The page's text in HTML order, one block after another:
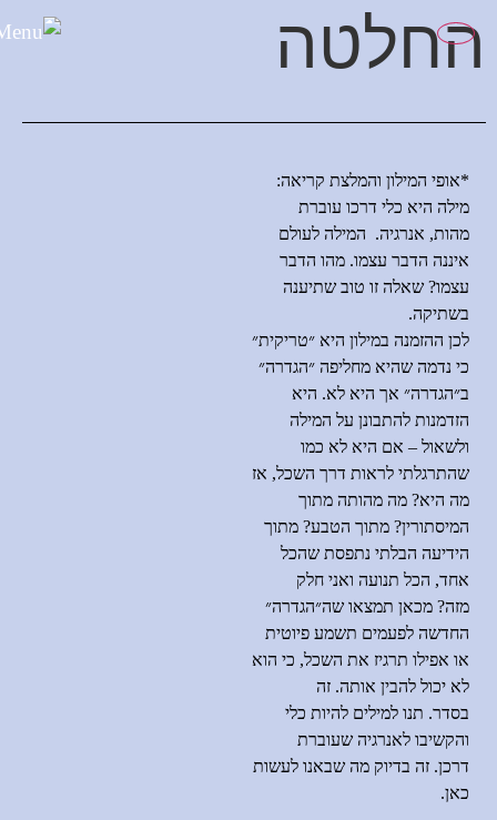
החלטה
*אופי המילון והמלצת קריאה:
מילה היא כלי דרכו עוברת
מהות, אנרגיה. המילה לעולם
איננה הדבר עצמו. מהו הדבר
עצמו? שאלה זו טוב שתיענה
בשתיקה.
לכן ההזמנה במילון היא ״טריקית״
כי נדמה שהיא מחליפה ״הגדרה״
ב״הגדרה״ אך היא לא. היא
הזדמנות להתבונן על המילה
ולשאול – אם היא לא כמו
שהתרגלתי לראות דרך השכל, אז
מה היא? מה מהותה מתוך
המיסתורין? מתוך הטבע? מתוך
הידיעה הבלתי נתפסת שהכל
אחד, הכל תנועה ואני חלק
מזה? מכאן תמצאו שה״הגדרה״
החדשה לפעמים תשמע פיוטית
או אפילו תרגיז את השכל, כי הוא
לא יכול להבין אותה. זה
בסדר. תנו למילים להיות כלי
והקשיבו לאנרגיה שעוברת
דרכן. זה בדיוק מה שבאנו לעשות
כאן.